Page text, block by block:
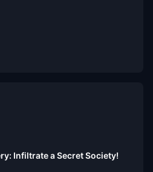
Infiltrate a Secret Society!